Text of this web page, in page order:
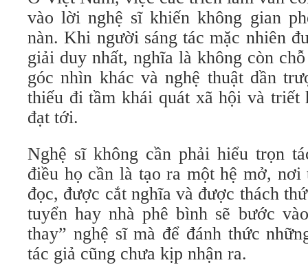
vào lời nghệ sĩ khiến không gian
nàn. Khi người sáng tác mặc nhiên
giải duy nhất, nghĩa là không còn
góc nhìn khác và nghệ thuật dần
thiếu đi tầm khái quát xã hội và triết
đạt tới.
Nghệ sĩ không cần phải hiểu trọn
điều họ cần là tạo ra một hệ mở, nơi
đọc, được cắt nghĩa và được thách
tuyển hay nhà phê bình sẽ bước
thay” nghệ sĩ mà để đánh thức
tác giả cũng chưa kịp nhận ra.